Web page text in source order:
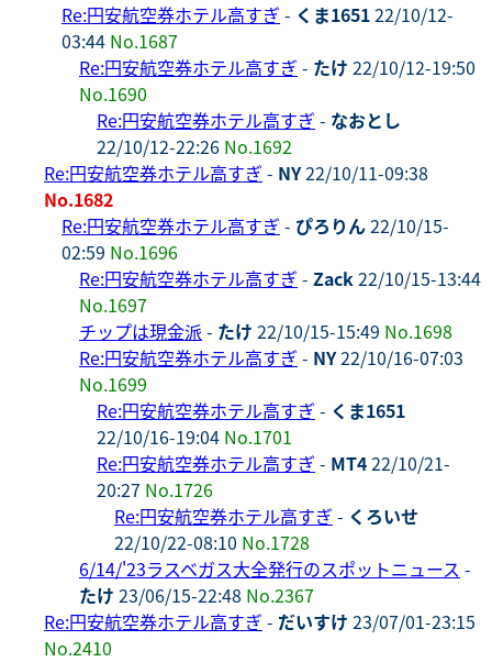
Re:円安航空券ホテル高すぎ - くま165122/10/12-
03:44 No.1687
Re:円安航空券ホテル高すぎ - たけ 22/10/12-19:50
No.1690
Re:円安航空券ホテル高すぎ - なおとし
22/10/12-22:26 No.1692
Re:円安航空券ホテル高すぎ - NY22/10/11-09:38
No.1682
Re:円安航空券ホテル高すぎ - ぴろりん22/10/15-
02:59 No.1696
Re:円安航空券ホテル高すぎ - Zack22/10/15-13:44
No.1697
チップは現金派- たけ 22/10/15-15:49 No.1698
Re:円安航空券ホテル高すぎ - NY22/10/16-07:03
No.1699
Re:円安航空券ホテル高すぎ - くま1651
22/10/16-19:04 No.1701
Re:円安航空券ホテル高すぎ - MT422/10/21-
20:27 No.1726
Re:円安航空券ホテル高すぎ - くろいせ
22/10/22-08:10 No.1728
6/14/'23ラスベガス大全発行のスポットニュース -
たけ 23/06/15-22:48 No.2367
Re:円安航空券ホテル高すぎ - だいすけ 23/07/01-23:15
No.2410